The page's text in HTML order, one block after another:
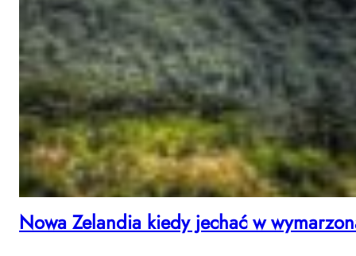
Nowa Zelandia kiedy jechać w